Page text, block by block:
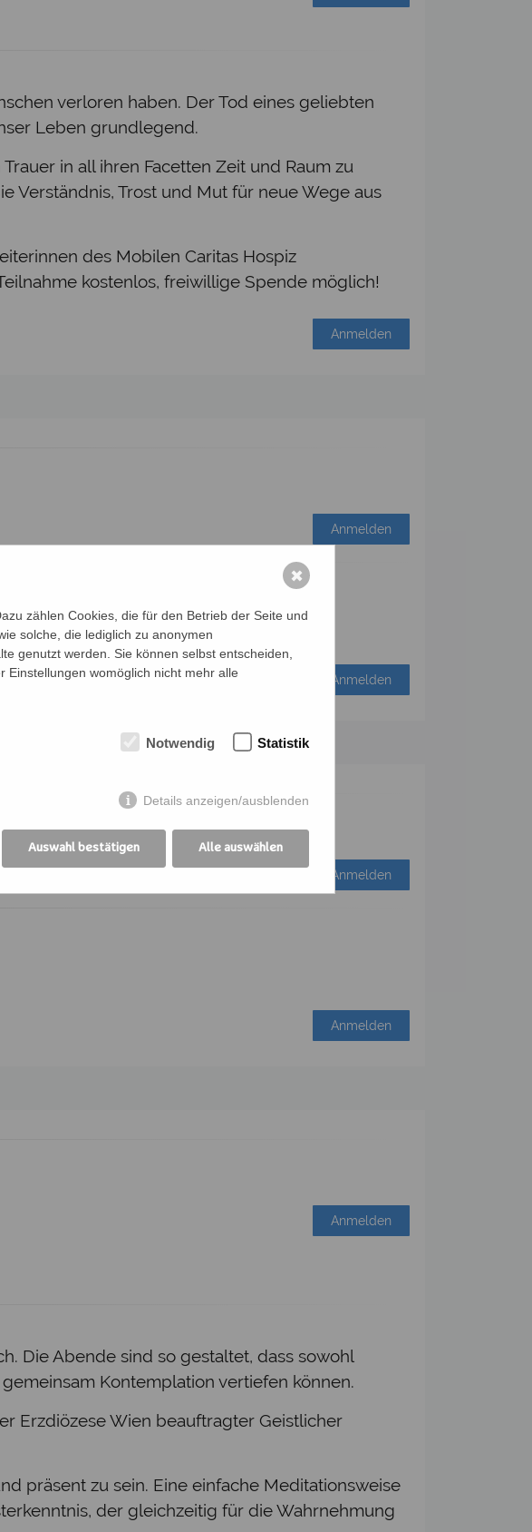
verloren haben. Der Tod eines geliebten
Leben grundlegend.
in all ihren Facetten Zeit und Raum zu
Verständnis, Trost und Mut für neue Wege aus
des Mobilen Caritas Hospiz
kostenlos, freiwillige Spende möglich!
Anmelden
Anmelden
Anmelden
Anmelden
Anmelden
Anmelden
Die Abende sind so gestaltet, dass sowohl
Kontemplation vertiefen können.
Erzdiözese Wien beauftragter Geistlicher
präsent zu sein. Eine einfache Meditationsweise
der gleichzeitig für die Wahrnehmung
zählen Cookies, die für den Betrieb der Seite und
solche, die lediglich zu anonymen
genutzt werden. Sie können selbst entscheiden,
Einstellungen womöglich nicht mehr alle
Notwendig Statistik
Details anzeigen/ausblenden
Auswahl bestätigen Alle auswählen
✖